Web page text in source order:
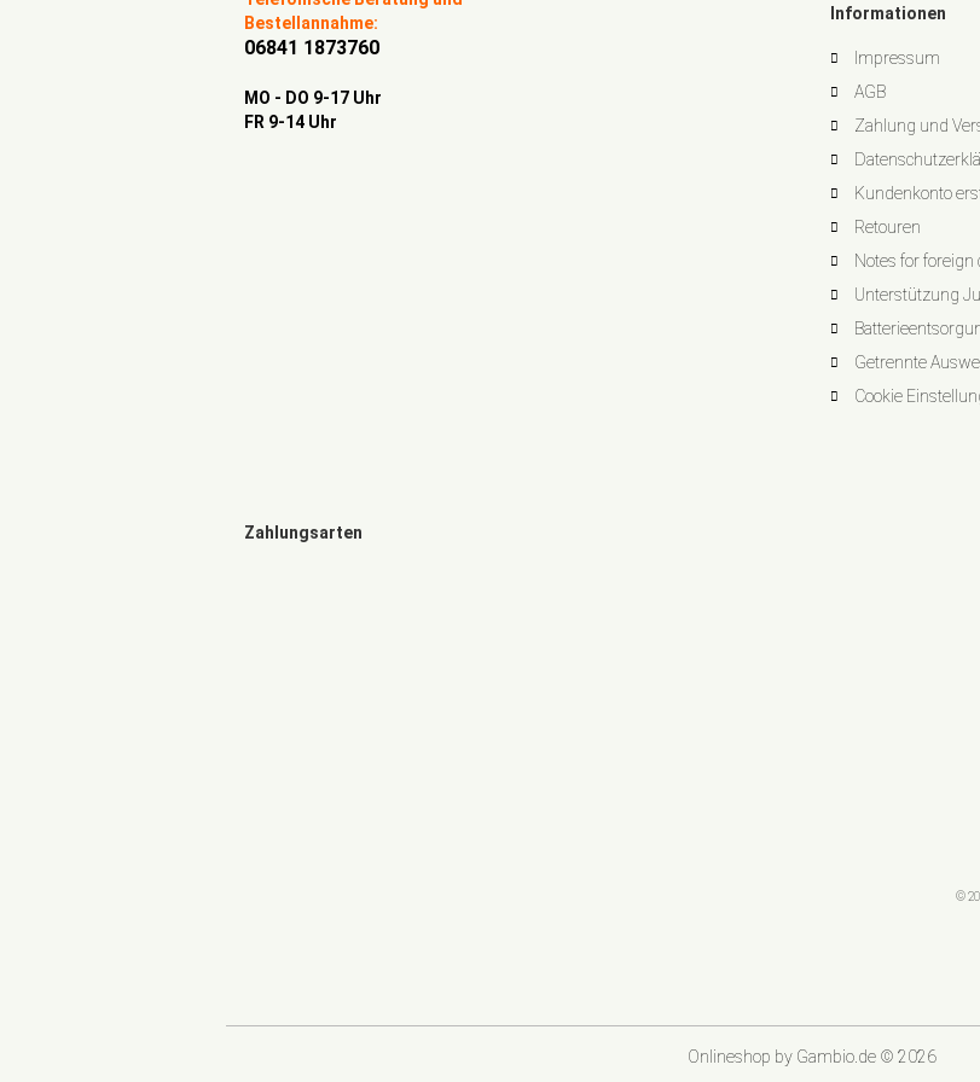
Bestellannahme:
06841 1873760
MO - DO 9-17 Uhr
FR 9-14 Uhr
Informationen
Impressum
AGB
Zahlung und
Kundenkonto
Retouren
Notes for foreign
Unterstützung
Getrennte
Cookie
Zahlungsarten
©
Onlineshop by Gambio.de © 2026